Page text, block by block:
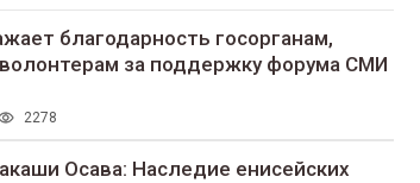
благодарность госорганам,
за поддержку форума СМИ
2278
Осава: Наследие енисейских